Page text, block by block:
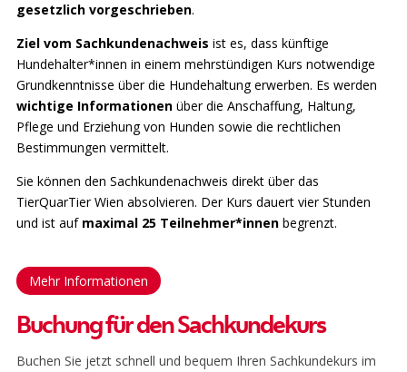
gesetzlich vorgeschrieben.
Ziel vom Sachkundenachweis ist es, dass künftige
Hundehalter*innen in einem mehrstündigen Kurs notwendige
Grundkenntnisse über die Hundehaltung erwerben. Es werden
wichtige Informationenüber die Anschaffung, Haltung,
Pflege und Erziehung von Hunden sowie die rechtlichen
Bestimmungen vermittelt.
Sie können den Sachkundenachweis direkt über das
TierQuarTier Wien absolvieren. Der Kurs dauert vier Stunden
und ist auf maximal 25 Teilnehmer*innenbegrenzt.
Mehr Informationen
Buchung für den Sachkundekurs
Buchen Sie jetzt schnell und bequem Ihren Sachkundekurs im